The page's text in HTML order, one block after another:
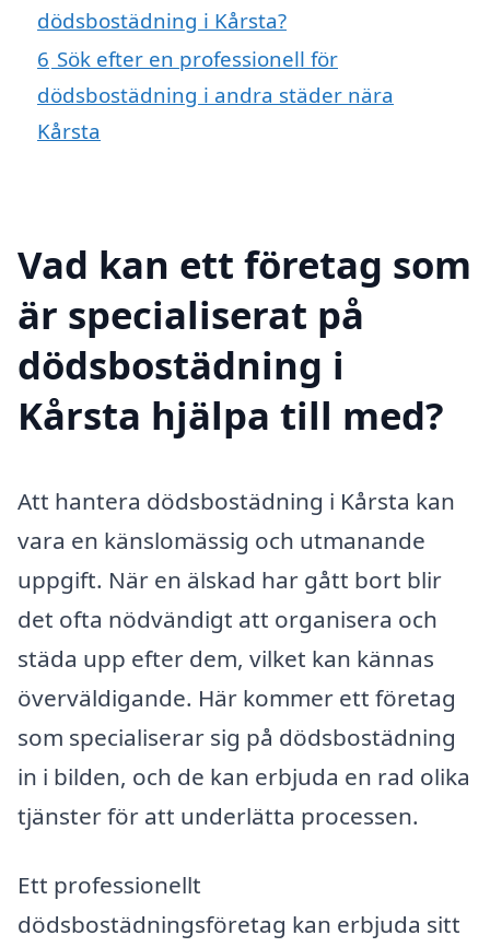
dödsbostädning i Kårsta?
6 Sök efter en professionell för
dödsbostädning i andra städer nära
Kårsta
Vad kan ett företag som
är specialiserat på
dödsbostädning i
Kårsta hjälpa till med?
Att hantera dödsbostädning i Kårsta kan
vara en känslomässig och utmanande
uppgift. När en älskad har gått bort blir
det ofta nödvändigt att organisera och
städa upp efter dem, vilket kan kännas
överväldigande. Här kommer ett företag
som specialiserar sig på dödsbostädning
in i bilden, och de kan erbjuda en rad olika
tjänster för att underlätta processen.
Ett professionellt
dödsbostädningsföretag kan erbjuda sitt